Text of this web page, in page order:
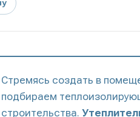
Стремясь создать в
подбираем
строительства.